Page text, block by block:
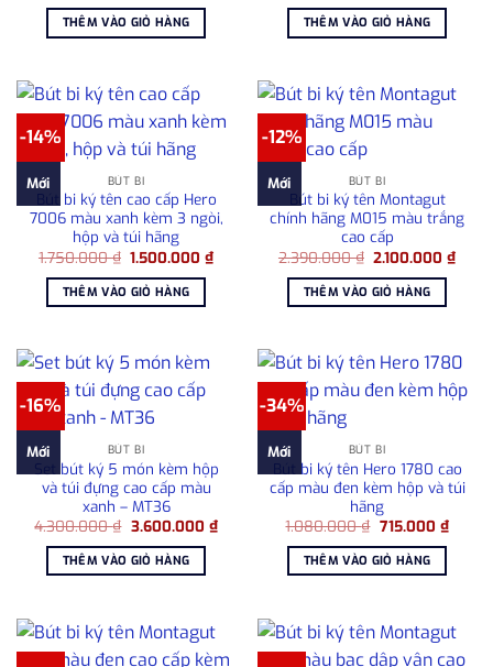
là:
4.950.000 ₫.
3.900.000 ₫.
THÊM VÀO GIỎ HÀNG là:
2.300.000 ₫.
THÊM VÀO GIỎ HÀNG
-14%
Mới BÚT BI
Bút bi ký tên cao cấp Hero
7006 màu xanh kèm 3 ngòi,
hộp và túi hãng
1.750.000₫ Giá
là:
1.750.000 ₫.
1.500.000₫Giá
hiện
1.500.000 ₫.
THÊM VÀO GIỎ HÀNG
-12%
Mới BÚT BI
Bút bi ký tên Montagut
chính hãng M015 màu trắng
cao cấp
2.390.000₫ Giá
là:
2.390.000 ₫.
2.100.000₫Giá
hiện
THÊM VÀO GIỎ HÀNG
-16%
Mới BÚT BI
Set bút ký 5 món kèm hộp
và túi đựng cao cấp màu
xanh – MT36
4.300.000₫ Giá
là:
4.300.000 ₫.
3.600.000 ₫Giá
hiện
3.600.000 ₫.
THÊM VÀO GIỎ HÀNG
-34%
Mới BÚT BI
Bút bi ký tên Hero 1780 cao
cấp màu đen kèm hộp và túi
hãng
1.080.000₫ Giá
là:
1.080.000 ₫.
715.000 ₫Giá
hiện
THÊM VÀO GIỎ HÀNG